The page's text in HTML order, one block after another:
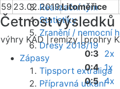
Realizační tým
Statistiky
Zranění / nemocní
Dresy 2018/19
Zápasy
Tipsport extraliga
Přípravná utkání
59 23.02.2019Litoměřice
Četnost výsledků
výhry KAD | remízy |
prohry
0:3
2x
0:4 1x
0:5 4x